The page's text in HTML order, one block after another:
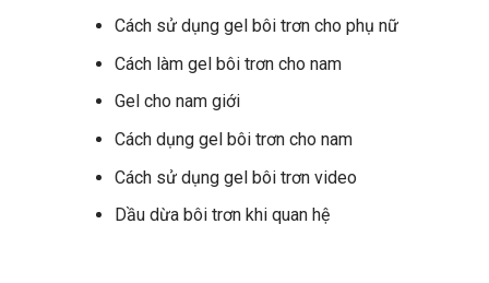
Cách sử dụng gel bôi trơn cho phụ nữ
Cách làm gel bôi trơn cho nam
Gel cho nam giới
Cách dụng gel bôi trơn cho nam
Cách sử dụng gel bôi trơn video
Dầu dừa bôi trơn khi quan hệ